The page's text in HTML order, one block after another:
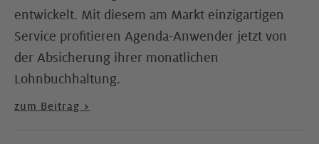
entwickelt. Mit diesem am Markt einzigartigen
Service profitieren Agenda-Anwender jetzt von
der Absicherung ihrer monatlichen
Lohnbuchhaltung.
zum Beitrag >